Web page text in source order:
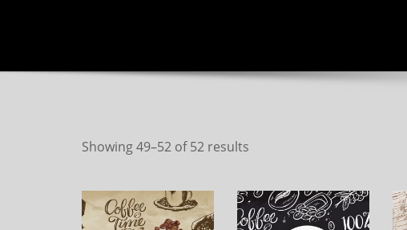
Showing 49–52 of 52 results
latest